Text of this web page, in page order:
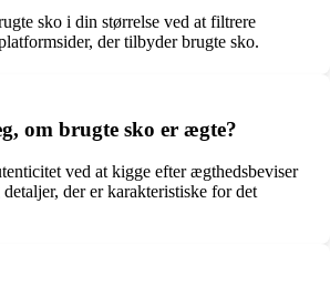
sko i din størrelse ved at filtrere
der tilbyder brugte sko.
om brugte sko er ægte?
ved at kigge efter ægthedsbeviser
der er karakteristiske for det